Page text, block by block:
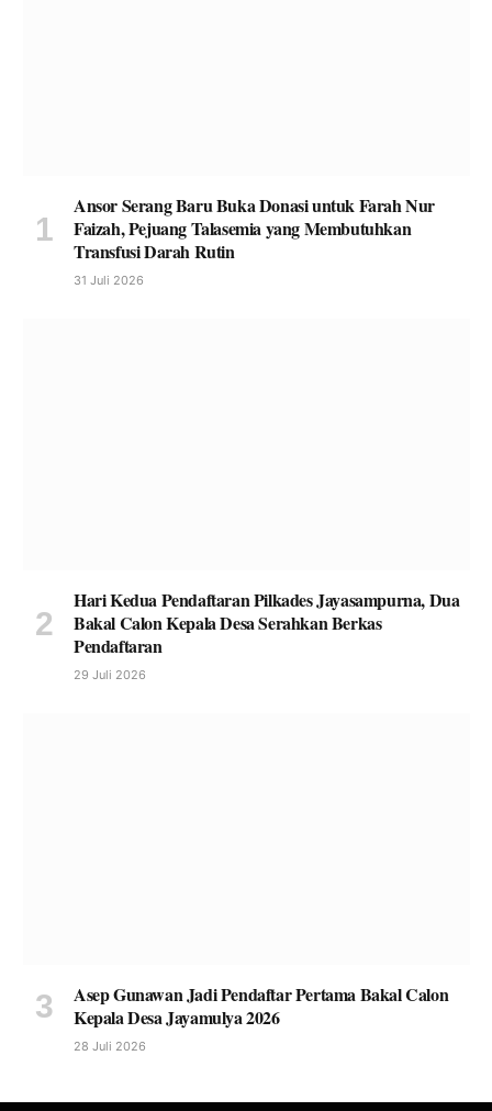
Ansor Serang Baru Buka Donasi untuk Farah Nur
Faizah, Pejuang Talasemia yang Membutuhkan
Transfusi Darah Rutin
31 Juli 2026
Hari Kedua Pendaftaran Pilkades Jayasampurna, Dua
Bakal Calon Kepala Desa Serahkan Berkas
Pendaftaran
29 Juli 2026
Asep Gunawan Jadi Pendaftar Pertama Bakal Calon
Kepala Desa Jayamulya 2026
28 Juli 2026